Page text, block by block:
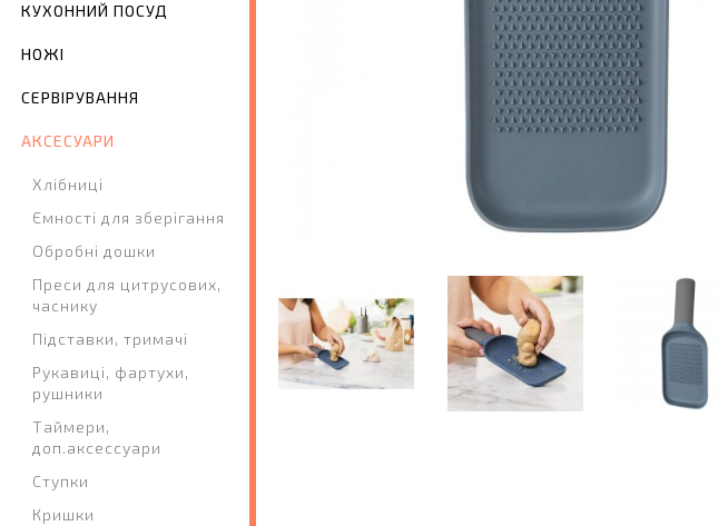
КУХОННИЙ ПОСУД
НОЖІ
СЕРВІРУВАННЯ
АКСЕСУАРИ
Хлібниці
Ємності для зберігання
Обробні дошки
Преси для цитрусових,
часнику
Підставки, тримачі
Рукавиці, фартухи,
рушники
Таймери,
доп.аксессуари
Ступки
Кришки